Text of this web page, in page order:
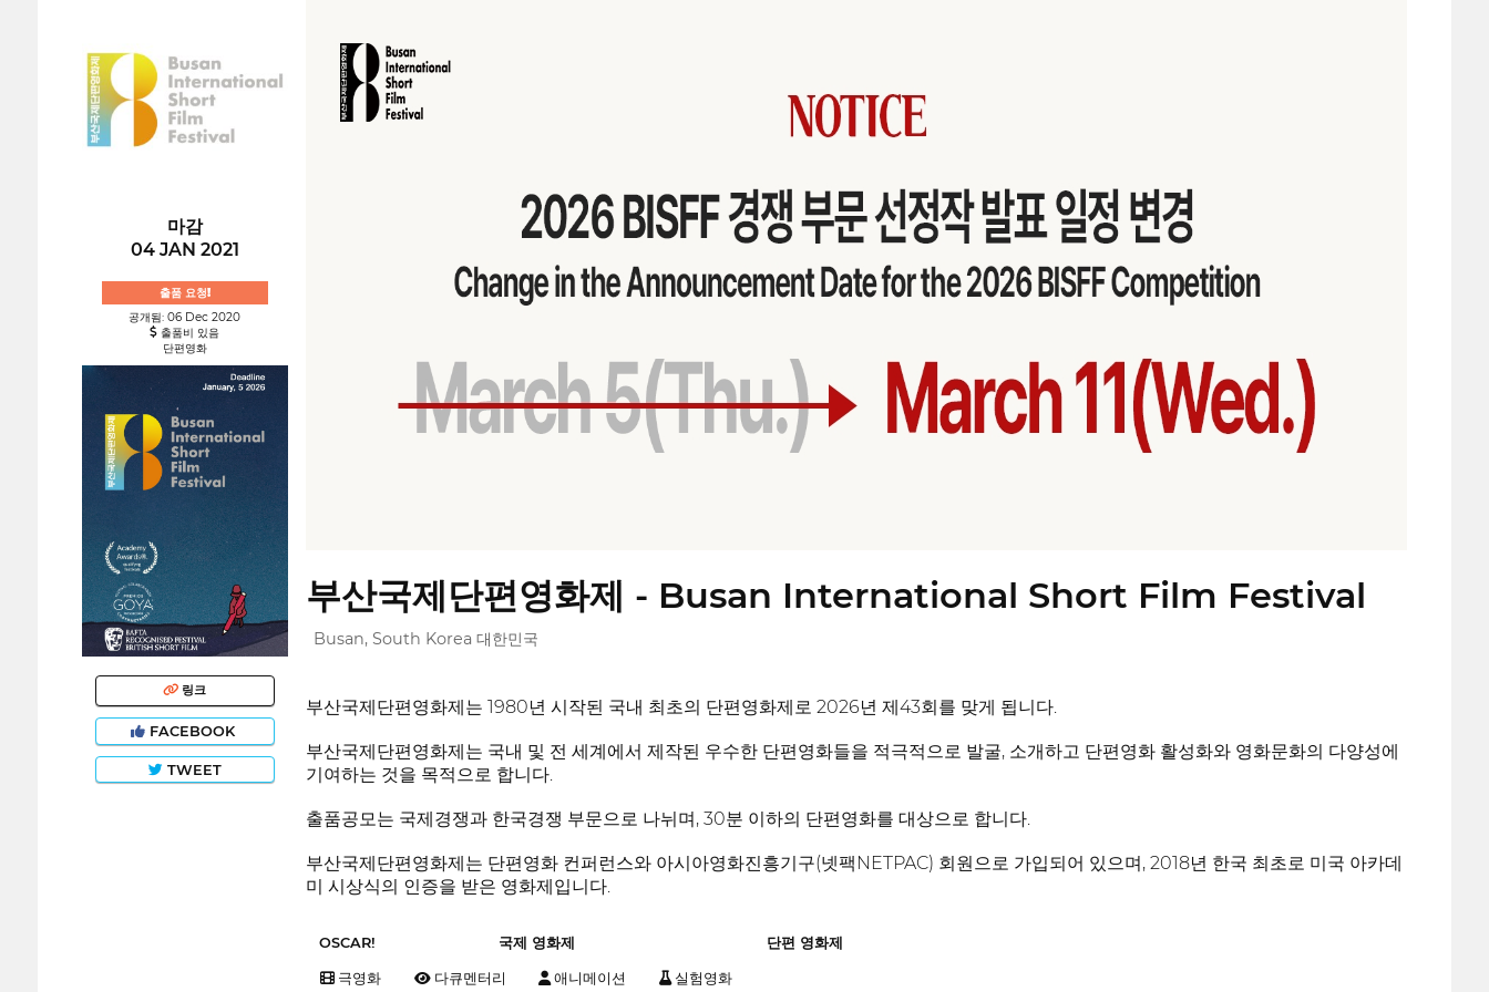
마감
04 JAN 2021
출품 요청!
공개됨: 06 Dec 2020
출품비 있음
단편영화
링크
FACEBOOK
TWEET
부산국제단편영화제 - Busan International Short Film Festival
Busan, South Korea 대한민국
부산국제단편영화제는 1980년 시작된 국내 최초의 단편영화제로 2026년 제43회를 맞게 됩니다.
부산국제단편영화제는 국내 및 전 세계에서 제작된 우수한 단편영화들을 적극적으로 발굴, 소개하고 단편영화 활성화와 영화문화의 다양성에
기여하는 것을 목적으로 합니다.
출품공모는 국제경쟁과 한국경쟁 부문으로 나뉘며, 30분 이하의 단편영화를 대상으로 합니다.
부산국제단편영화제는 단편영화 컨퍼런스와 아시아영화진흥기구(넷팩NETPAC) 회원으로 가입되어 있으며, 2018년 한국 최초로 미국 아카데
미 시상식의 인증을 받은 영화제입니다.
OSCAR! 국제 영화제 단편 영화제
극영화 다큐멘터리 애니메이션 실험영화